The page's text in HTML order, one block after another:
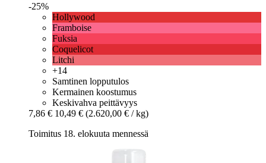
-25%
Hollywood
Framboise
Fuksia
Coquelicot
Litchi
+14
Samtinen lopputulos
Kermainen koostumus
Keskivahva peittävyys
7,86 € 10,49 € (2.620,00 € / kg)
Toimitus 18. elokuuta mennessä